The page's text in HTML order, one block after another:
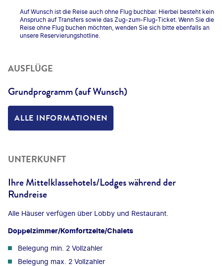
Auf Wunsch ist die Reise auch ohne Flug buchbar. Hierbei besteht kein
Anspruch auf Transfers sowie das Zug-zum-Flug-Ticket. Wenn Sie die
Reise ohne Flug buchen möchten, wenden Sie sich bitte ebenfalls an
unsere Reservierungshotline.
AUSFLÜGE
Grundprogramm (auf Wunsch)
ALLE INFORMATIONEN
UNTERKUNFT
Ihre Mittelklassehotels/Lodges während der
Rundreise
Alle Häuser verfügen über Lobby und Restaurant.
Doppelzimmer/Komfortzelte/Chalets
Belegung min. 2 Vollzahler
Belegung max. 2 Vollzahler